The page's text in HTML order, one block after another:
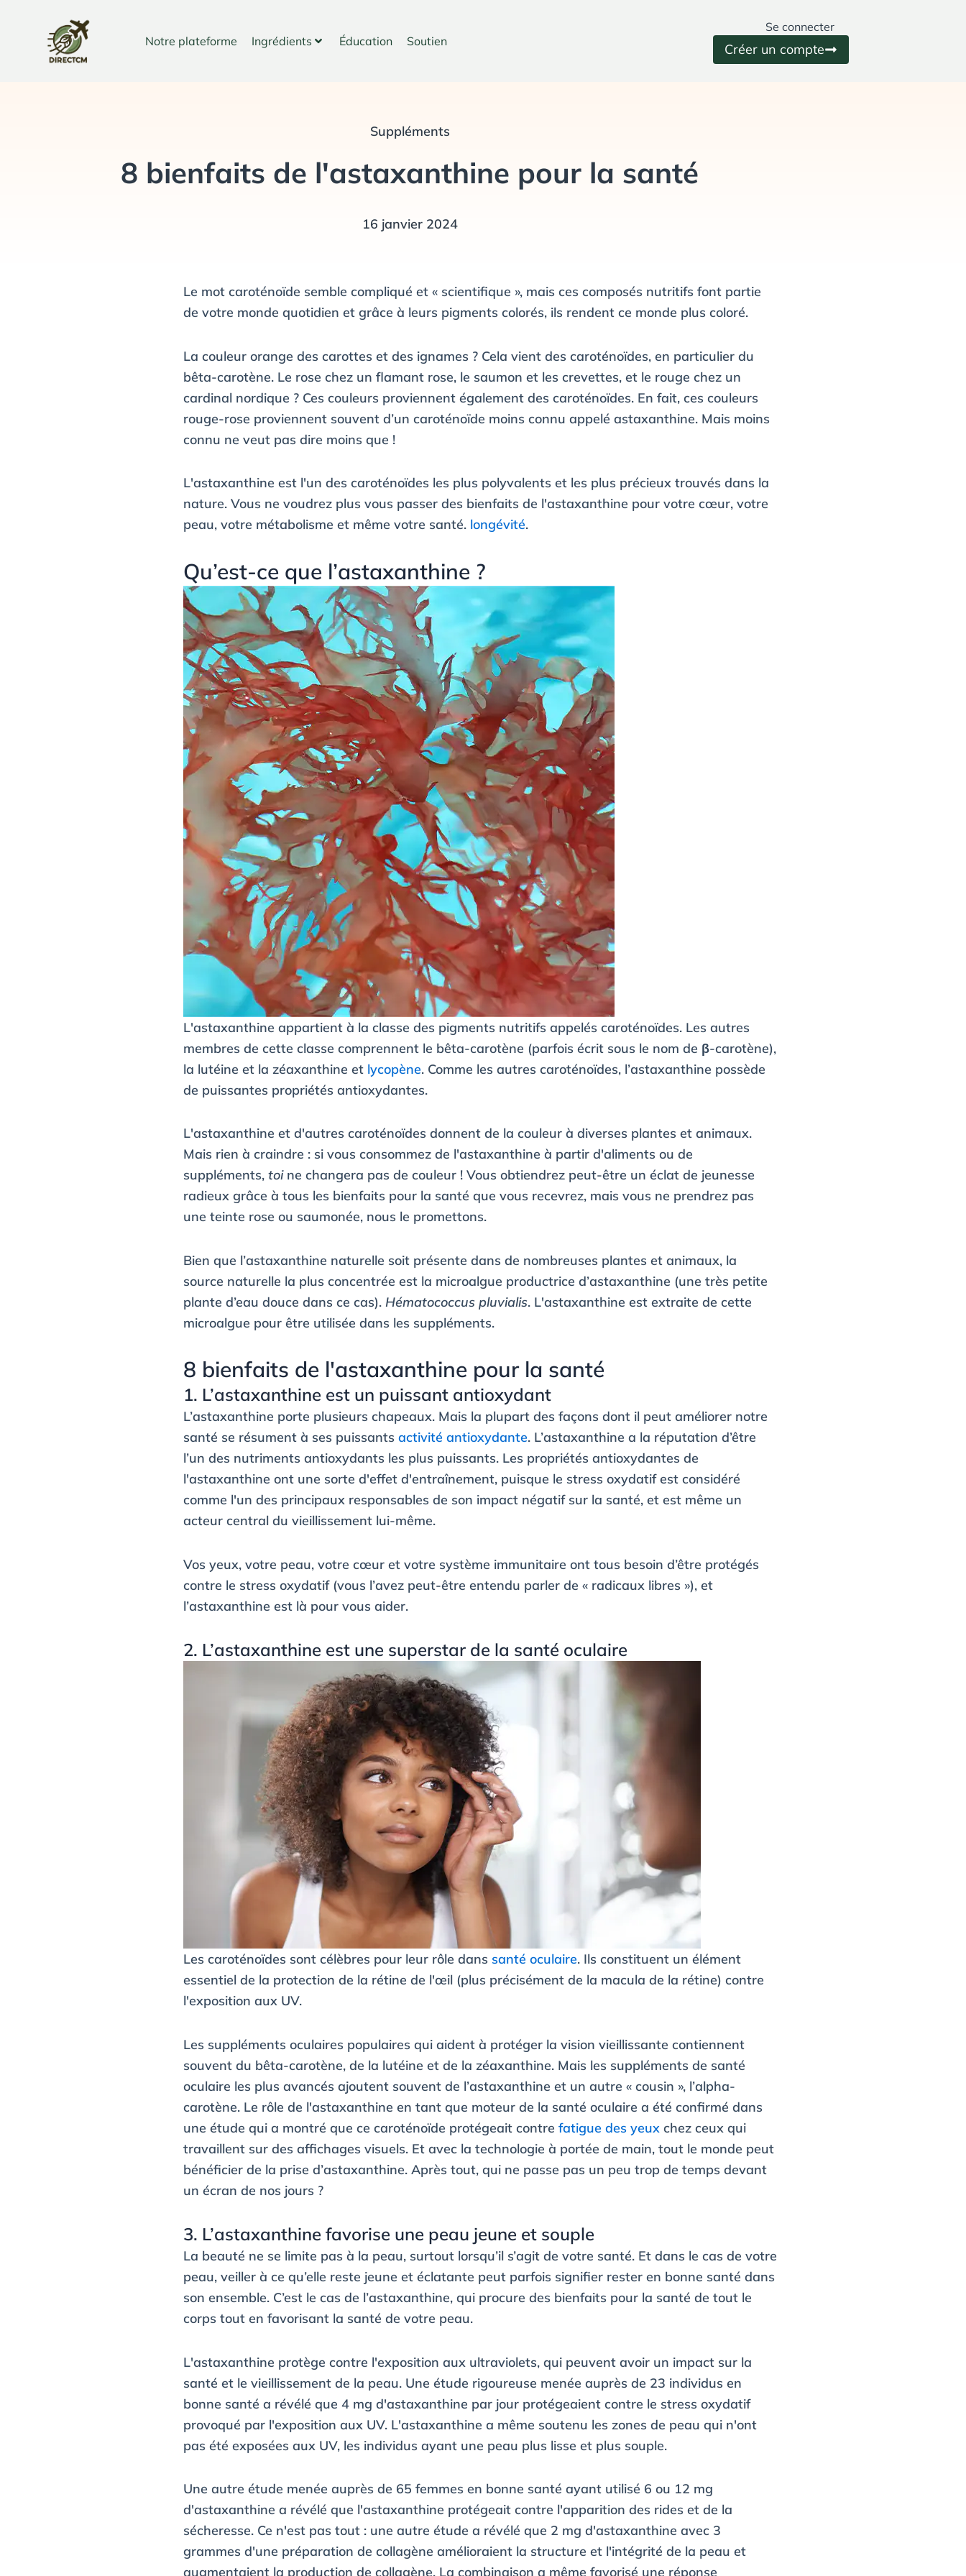
Notre plateforme Ingrédients Éducation Soutien
Se connecter
Créer un compte
Suppléments
8 bienfaits de l'astaxanthine pour la santé
16 janvier 2024
Le mot caroténoïde semble compliqué et « scientifique », mais ces composés nutritifs font partie
de votre monde quotidien et grâce à leurs pigments colorés, ils rendent ce monde plus coloré.
La couleur orange des carottes et des ignames ? Cela vient des caroténoïdes, en particulier du
bêta-carotène. Le rose chez un flamant rose, le saumon et les crevettes, et le rouge chez un
cardinal nordique ? Ces couleurs proviennent également des caroténoïdes. En fait, ces couleurs
rouge-rose proviennent souvent d’un caroténoïde moins connu appelé astaxanthine. Mais moins
connu ne veut pas dire moins que !
L'astaxanthine est l'un des caroténoïdes les plus polyvalents et les plus précieux trouvés dans la
nature. Vous ne voudrez plus vous passer des bienfaits de l'astaxanthine pour votre cœur, votre
peau, votre métabolisme et même votre santé. longévité.
Qu’est-ce que l’astaxanthine ?
L'astaxanthine appartient à la classe des pigments nutritifs appelés caroténoïdes. Les autres
membres de cette classe comprennent le bêta-carotène (parfois écrit sous le nom de β-carotène),
la lutéine et la zéaxanthine et lycopène. Comme les autres caroténoïdes, l’astaxanthine possède
de puissantes propriétés antioxydantes.
L'astaxanthine et d'autres caroténoïdes donnent de la couleur à diverses plantes et animaux.
Mais rien à craindre : si vous consommez de l'astaxanthine à partir d'aliments ou de
suppléments,toine changera pas de couleur ! Vous obtiendrez peut-être un éclat de jeunesse
radieux grâce à tous les bienfaits pour la santé que vous recevrez, mais vous ne prendrez pas
une teinte rose ou saumonée, nous le promettons.
Bien que l’astaxanthine naturelle soit présente dans de nombreuses plantes et animaux, la
source naturelle la plus concentrée est la microalgue productrice d’astaxanthine (une très petite
plante d’eau douce dans ce cas). Hématococcus pluvialis. L'astaxanthine est extraite de cette
microalgue pour être utilisée dans les suppléments.
8 bienfaits de l'astaxanthine pour la santé
1. L’astaxanthine est un puissant antioxydant
L’astaxanthine porte plusieurs chapeaux. Mais la plupart des façons dont il peut améliorer notre
santé se résument à ses puissantsactivité antioxydante. L’astaxanthine a la réputation d’être
l’un des nutriments antioxydants les plus puissants. Les propriétés antioxydantes de
l'astaxanthine ont une sorte d'effet d'entraînement, puisque le stress oxydatif est considéré
comme l'un des principaux responsables de son impact négatif sur la santé, et est même un
acteur central du vieillissement lui-même.
Vos yeux, votre peau, votre cœur et votre système immunitaire ont tous besoin d’être protégés
contre le stress oxydatif (vous l’avez peut-être entendu parler de « radicaux libres »), et
l’astaxanthine est là pour vous aider.
2. L’astaxanthine est une superstar de la santé oculaire
Les caroténoïdes sont célèbres pour leur rôle dans santé oculaire. Ils constituent un élément
essentiel de la protection de la rétine de l'œil (plus précisément de la macula de la rétine) contre
l'exposition aux UV.
Les suppléments oculaires populaires qui aident à protéger la vision vieillissante contiennent
souvent du bêta-carotène, de la lutéine et de la zéaxanthine. Mais les suppléments de santé
oculaire les plus avancés ajoutent souvent de l’astaxanthine et un autre « cousin », l’alpha-
carotène. Le rôle de l'astaxanthine en tant que moteur de la santé oculaire a été confirmé dans
une étude qui a montré que ce caroténoïde protégeait contrefatigue des yeux chez ceux qui
travaillent sur des affichages visuels. Et avec la technologie à portée de main, tout le monde peut
bénéficier de la prise d’astaxanthine. Après tout, qui ne passe pas un peu trop de temps devant
un écran de nos jours ?
3. L’astaxanthine favorise une peau jeune et souple
La beauté ne se limite pas à la peau, surtout lorsqu’il s’agit de votre santé. Et dans le cas de votre
peau, veiller à ce qu’elle reste jeune et éclatante peut parfois signifier rester en bonne santé dans
son ensemble. C’est le cas de l’astaxanthine, qui procure des bienfaits pour la santé de tout le
corps tout en favorisant la santé de votre peau.
L'astaxanthine protège contre l'exposition aux ultraviolets, qui peuvent avoir un impact sur la
santé et le vieillissement de la peau. Une étude rigoureuse menée auprès de 23 individus en
bonne santé a révélé que 4 mg d'astaxanthine par jour protégeaient contre le stress oxydatif
provoqué par l'exposition aux UV. L'astaxanthine a même soutenu les zones de peau qui n'ont
pas été exposées aux UV, les individus ayant une peau plus lisse et plus souple.
Une autre étude menée auprès de 65 femmes en bonne santé ayant utilisé 6 ou 12 mg
d'astaxanthine a révélé que l'astaxanthine protégeait contre l'apparition des rides et de la
sécheresse. Ce n'est pas tout : une autre étude a révélé que 2 mg d'astaxanthine avec 3
grammes d'une préparation de collagène amélioraient la structure et l'intégrité de la peau et
augmentaient la production de collagène. La combinaison a même favorisé une réponse